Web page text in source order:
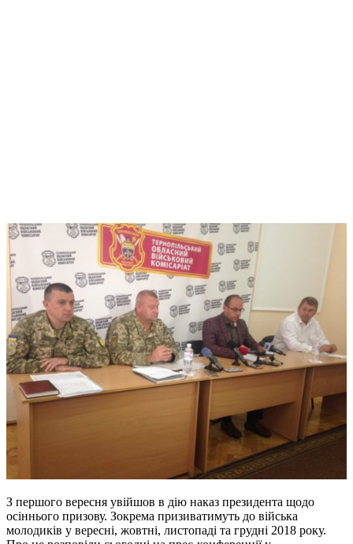
З першого вересня увійшов в дію наказ президента щодо
осіннього призову. Зокрема призиватимуть до війська
молодиків у вересні, жовтні, листопаді та грудні 2018 року.